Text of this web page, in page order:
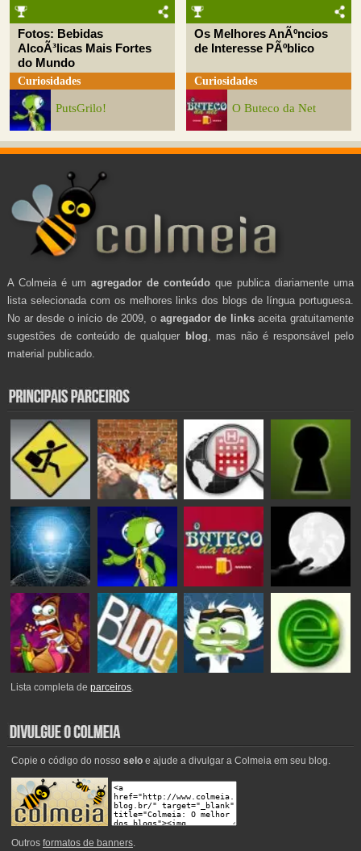
Fotos: Bebidas
AlcoÃ³licas Mais Fortes
do Mundo
Curiosidades
PutsGrilo!
Os Melhores AnÃºncios
de Interesse PÃºblico
Curiosidades
O Buteco da Net
A Colmeia é um agregador de conteúdo que publica diariamente uma
lista selecionada com os melhores links dos blogs de língua portuguesa.
No ar desde o início de 2009, o agregador de linksaceita gratuitamente
sugestões de conteúdo de qualquer blog , mas não é responsável pelo
material publicado.
Lista completa deparceiros.
Copie o código do nosso seloe ajude a divulgar a Colmeia em seu blog.
Outros formatos de banners.